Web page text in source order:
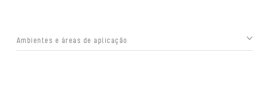
Ambientes e áreas de aplicação